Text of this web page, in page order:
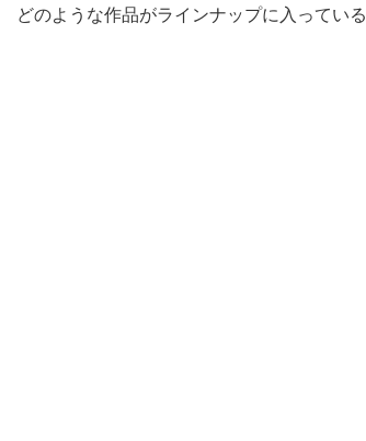
どのような作品がラインナップに入ってい